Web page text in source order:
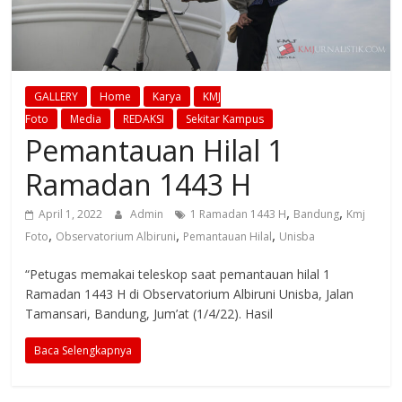
GALLERY Home Karya
KMJ
Foto
Media REDAKSI Sekitar Kampus
Pemantauan Hilal 1
Ramadan 1443 H
April 1, 2022 Admin 1 Ramadan 1443 H, Bandung, Kmj
Foto, Observatorium Albiruni, Pemantauan Hilal, Unisba
“Petugas memakai teleskop saat pemantauan hilal 1
Ramadan 1443 H di Observatorium Albiruni Unisba, Jalan
Tamansari, Bandung, Jum’at (1/4/22). Hasil
Baca Selengkapnya